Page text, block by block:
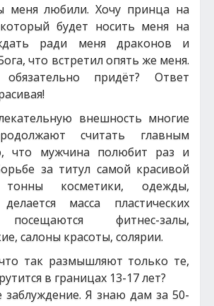
меня любили. Хочу принца на
будет носить меня на
ради меня драконов и
что встретил опять же меня.
придёт? Ответ
внешность многие
считать главным
что мужчина полюбит раз и
за титул самой красивой
тонны косметики, одежды,
делается масса пластических
фитнес-залы,
салоны красоты, солярии.
так размышляют только те,
в границах 13-17 лет?
заблуждение. Я знаю дам за 50-